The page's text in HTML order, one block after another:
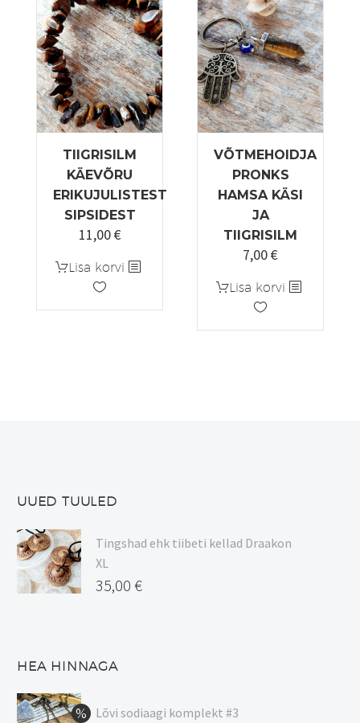
Valikuid
saab
teha
tootelehel.
TIIGRISILM
KÄEVÕRU
ERIKUJULISTEST
SIPSIDEST
11,00€
Lisa korvi
VÕTMEHOIDJA
PRONKS
HAMSA KÄSI
JA
TIIGRISILM
7,00€
Lisa korvi
UUED TUULED
Tingshad ehk tiibeti kellad Draakon
XL
35,00 €
HEA HINNAGA
Lõvi sodiaagi komplekt #3